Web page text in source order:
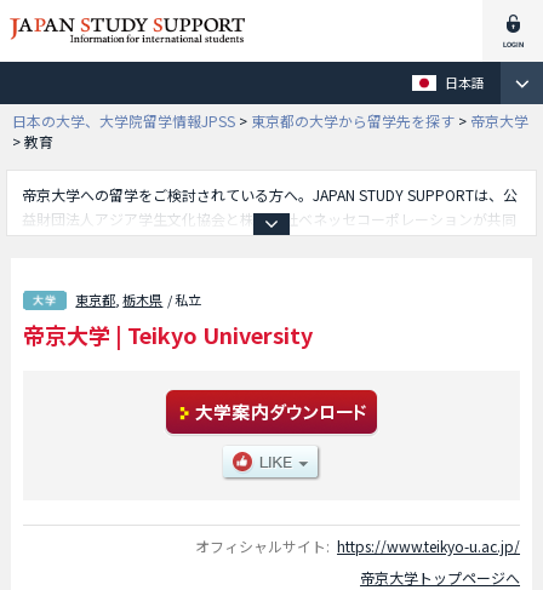
日本語
日本の大学、大学院留学情報JPSS > 東京都の大学から留学先を探す > 帝京大学
>教育
帝京大学への留学をご検討されている方へ。JAPAN STUDY SUPPORTは、公
益財団法人アジア学生文化協会と株式会社ベネッセコーポレーションが共同
報も掲載していますので、帝京大学に関する留学情報をお探しの方は是非ご
利用下さい。その他、外国人留学生募集をしている約1,300校の大学・大学
院・短大・専門学校情報も掲載しています。
東京都 ,栃木県 / 私立
帝京大学 | Teikyo University
オフィシャルサイト: https://www.teikyo-u.ac.jp/
帝京大学トップページへ